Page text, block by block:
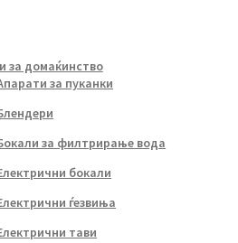
за домаќинство
за пуканки
за филтрирање вода
бокали
ѓезвиња
тави